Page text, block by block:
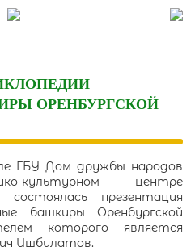
ОРЕНБУРГСКОЙ
ГБУ Дом дружбы народов
культурном центре
состоялась презентация
башкиры Оренбургской
которого является
Ишбулатов.